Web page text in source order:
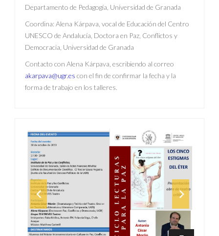
Departamento de Pedagogía, Universidad de Granada
Coordina: Alena Kárpava, vocal de Educación del Centro
UNESCO de Andalucía, Doctora en Paz, Conflictos y
Democracia, Universidad de Granada
Contacto con Alena Kárpava, escribiendo al correo
akarpava@ugr.es con el fin de confirmar la fecha y la
forma de trabajo en los talleres.